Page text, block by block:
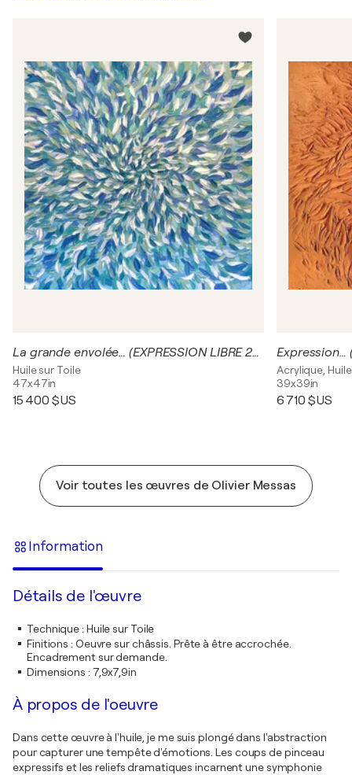
La grande envolée… (EXPRESSION LIBRE 2024)
Huile sur Toile
47x47in
15 400 $US
Expression…
Acrylique,
39x39in
6 710 $US
Voir toutes les œuvres de Olivier Messas
Information
Détails de l'œuvre
Technique: Huile sur Toile
Finitions : Oeuvre sur châssis. Prête à être accrochée.
Encadrement sur demande.
Dimensions : 7,9x7,9in
À propos de l'oeuvre
Dans cette œuvre à l'huile, je me suis plongé dans l'abstraction
pour capturer une tempête d'émotions. Les coups de pinceau
expressifs et les reliefs dramatiques incarnent une symphonie